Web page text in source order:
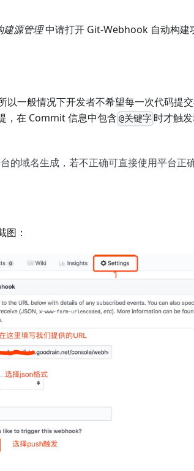
建源管理中请打开 Git-Webhook 自动构建
一般情况下开发者不希望每一次代码提
，在 Commit 信息中包含 @关键字 时才触
的域名生成，若不正确可直接使用平台正
图：